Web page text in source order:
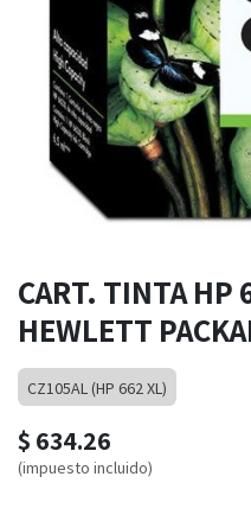
CART. TINTA HP
HEWLETT
CZ105AL (HP 662 XL)
$ 634.26
(impuesto incluido)